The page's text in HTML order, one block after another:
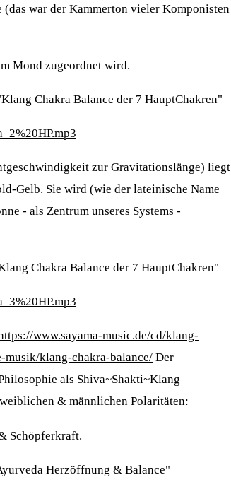
war der Kammerton vieler Komponisten
Mond zugeordnet wird.
Chakra Balance der 7 HauptChakren"
zur Gravitationslänge) liegt
Gelb. Sie wird (wie der lateinische Name
- als Zentrum unseres Systems -
Chakra Balance der 7 HauptChakren"
www.sayama-music.de/cd/klang-
musik/klang-chakra-balance/ Der
als Shiva~Shakti~Klang
& männlichen Polaritäten:
Schöpferkraft.
Herzöffnung & Balance"